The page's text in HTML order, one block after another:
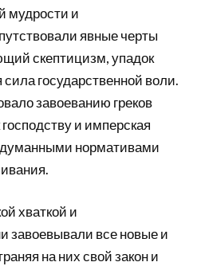
мудрости и
явные черты
скептицизм, упадок
государственной воли.
завоеванию греков
и имперская
нормативами
хваткой и
завоевывали все новые и
на них свой закон и